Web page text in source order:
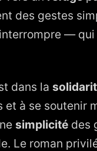
des gestes
—
dans la
à se soutenir
simplicité des
Le roman